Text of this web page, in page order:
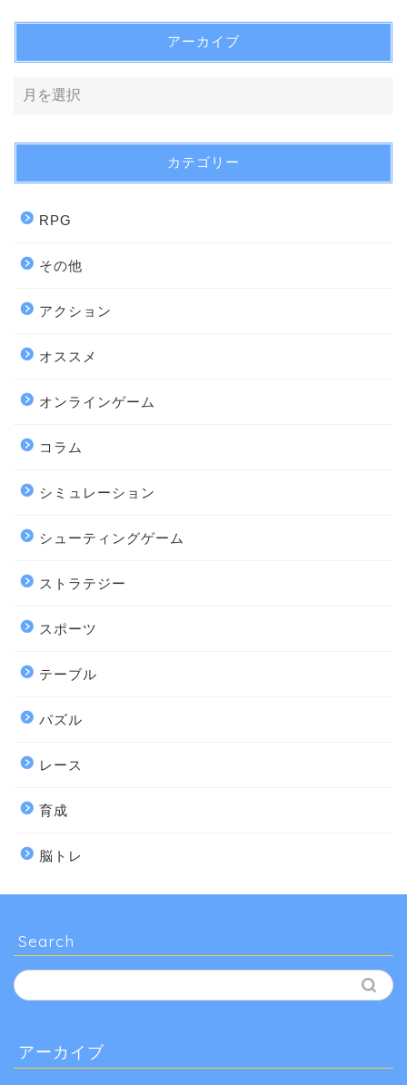
アーカイブ
カテゴリー
RPG
その他
アクション
オススメ
オンラインゲーム
コラム
シミュレーション
シューティングゲーム
ストラテジー
スポーツ
テーブル
パズル
レース
育成
脳トレ
Search
アーカイブ